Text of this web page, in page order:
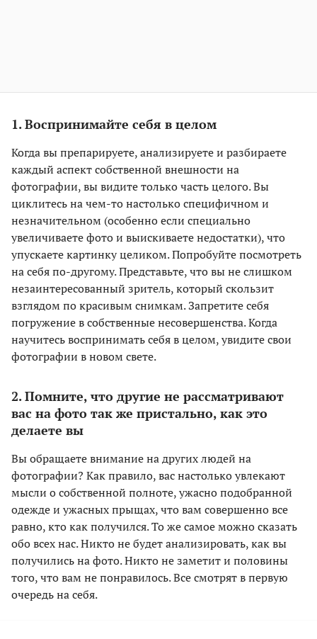
1. Воспринимайте себя в целом
Когда вы препарируете, анализируете и разбираете
каждый аспект собственной внешности на
фотографии, вы видите только часть целого. Вы
циклитесь на чем-то настолько специфичном и
незначительном (особенно если специально
увеличиваете фото и выискиваете недостатки), что
упускаете картинку целиком. Попробуйте посмотреть
на себя по-другому. Представьте, что вы не слишком
незаинтересованный зритель, который скользит
взглядом по красивым снимкам. Запретите себя
погружение в собственные несовершенства. Когда
научитесь воспринимать себя в целом, увидите свои
фотографии в новом свете.
2. Помните, что другие не рассматривают
вас на фото так же пристально, как это
делаете вы
Вы обращаете внимание на других людей на
фотографии? Как правило, вас настолько увлекают
мысли о собственной полноте, ужасно подобранной
одежде и ужасных прыщах, что вам совершенно все
равно, кто как получился. То же самое можно сказать
обо всех нас. Никто не будет анализировать, как вы
получились на фото. Никто не заметит и половины
того, что вам не понравилось. Все смотрят в первую
очередь на себя.